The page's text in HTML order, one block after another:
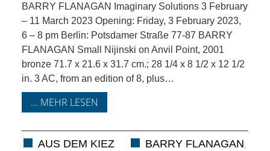
NETZWERK
SPONSORING
KONTAKT
BARRY FLANAGAN Imaginary Solutions 3 February
– 11 March 2023 Opening: Friday, 3 February 2023,
6 – 8 pm Berlin: Potsdamer Straße 77-87 BARRY
FLANAGAN Small Nijinski on Anvil Point, 2001
bronze 71.7 x 21.6 x 31.7 cm.; 28 1/4 x 8 1/2 x 12 1/2
in. 3 AC, from an edition of 8, plus…
... MEHR LESEN
AUS DEM KIEZ BARRY FLANAGAN,